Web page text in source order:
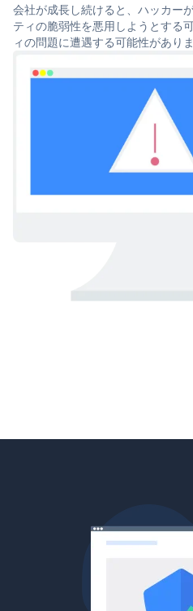
会社が成長し続けると、ハッカー
ティの脆弱性を悪用しようとする
ィの問題に遭遇する可能性がありま